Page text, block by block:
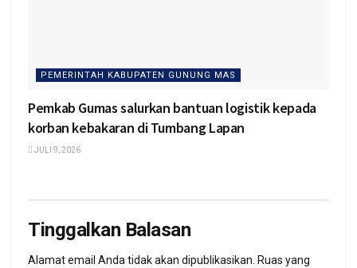
PEMERINTAH KABUPATEN GUNUNG MAS
Pemkab Gumas salurkan bantuan logistik kepada
korban kebakaran di Tumbang Lapan
JULI 9, 2026
Tinggalkan Balasan
Alamat email Anda tidak akan dipublikasikan. Ruas yang